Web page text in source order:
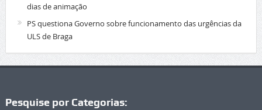
dias de animação
PS questiona Governo sobre funcionamento das urgências da
ULS de Braga
Pesquise por Categorias: